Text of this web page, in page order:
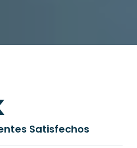
Satisfechos